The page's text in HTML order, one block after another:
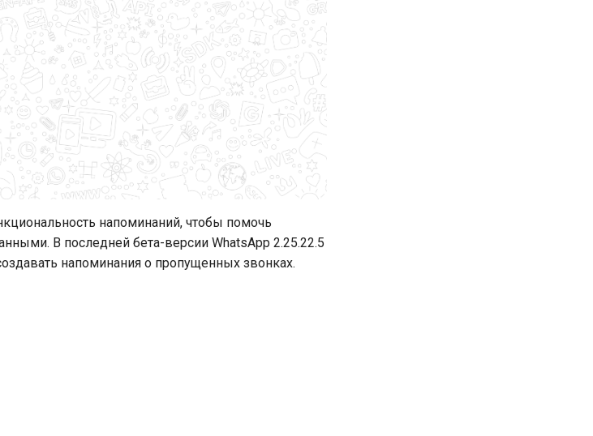
напоминаний, чтобы помочь
В последней бета-версии WhatsApp 2.25.22.5
напоминания о пропущенных звонках.